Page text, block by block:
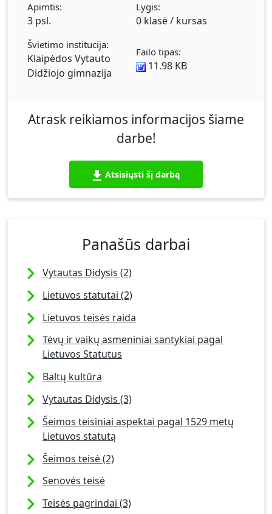
Apimtis:
3 psl.
Lygis:
0 klasė / kursas
Švietimo institucija:
Klaipėdos Vytauto
Didžiojo gimnazija
Failo tipas:
11.98 KB
Atrask reikiamos informacijos šiame
darbe!
Atsisiųsti šį darbą
Panašūs darbai
Vytautas Didysis (2)
Lietuvos statutai (2)
Lietuvos teisės raida
Tėvų ir vaikų asmeniniai santykiai pagal
Lietuvos Statutus
Baltų kultūra
Vytautas Didysis (3)
Šeimos teisiniai aspektai pagal 1529 metų
Lietuvos statutą
Šeimos teisė (2)
Senovės teisė
Teisės pagrindai (3)